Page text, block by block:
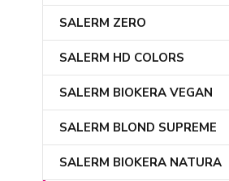
SALERM ZERO
SALERM HD COLORS
SALERM BIOKERA VEGAN
SALERM BLOND SUPREME
SALERM BIOKERA NATURA